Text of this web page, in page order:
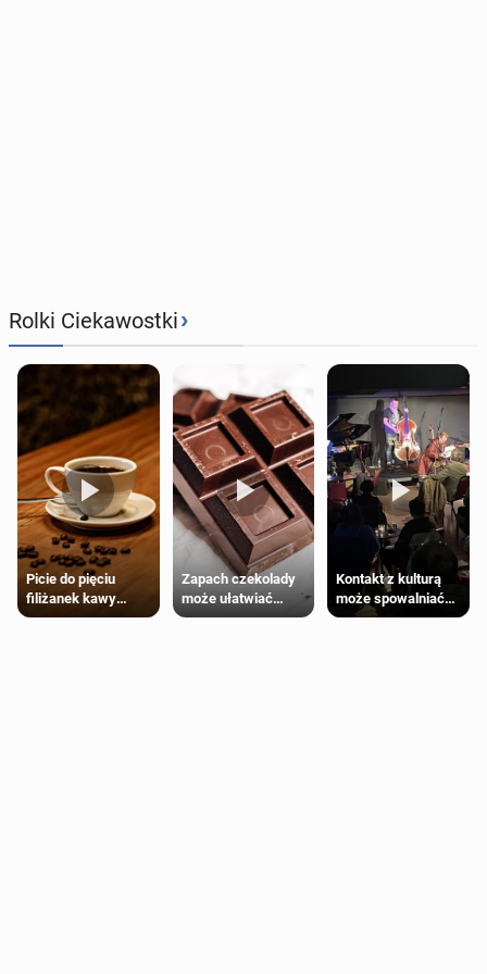
Rolki Ciekawostki›
Picie do pięciu
filiżanek kawy
dziennie jest
Zapach czekolady
może ułatwiać
trening siłowy
Kontakt z kulturą
może spowalniać
starzenie